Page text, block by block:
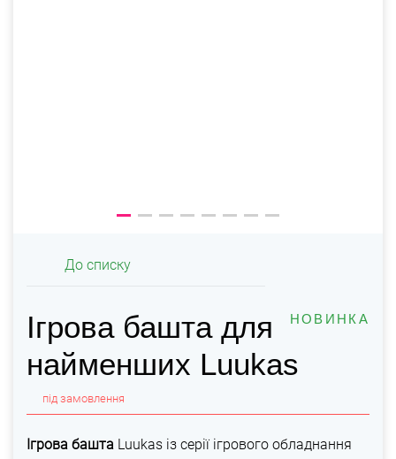
До списку
НОВИНКА
Ігрова башта для
найменших Luukas
під замовлення
Ігрова башта Luukas із серії ігрового обладнання